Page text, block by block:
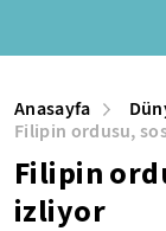
Anasayfa
Filipin ordusu,
Filipin
izliyor